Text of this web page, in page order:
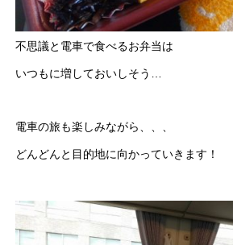
不思議と電車で食べるお弁当は
いつもに増しておいしそう…
電車の旅も楽しみながら、、、
どんどんと目的地に向かっていきます！